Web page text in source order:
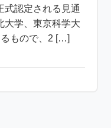
式認定される見通
大学、東京科学大
もので、2 […]